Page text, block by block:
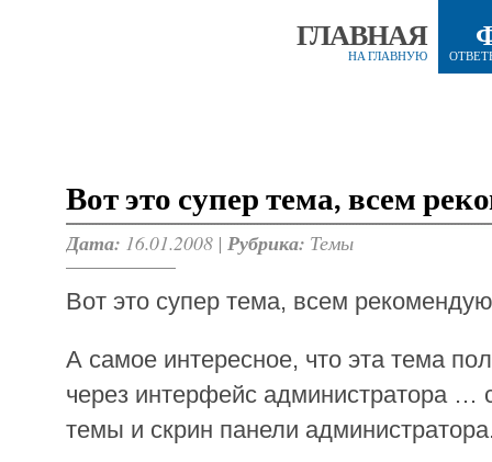
ГЛАВНАЯ
НА ГЛАВНУЮ
Вот это супер тема, всем
Дата: 16.01.2008 | Рубрика: Темы
Вот это супер тема, всем
А самое интересное, что эта тема
через интерфейс администратора …
темы и скрин панели